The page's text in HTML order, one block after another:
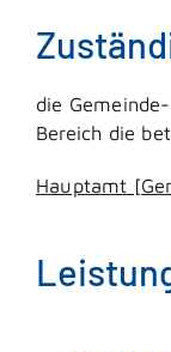
die
Bereich die
Hauptamt